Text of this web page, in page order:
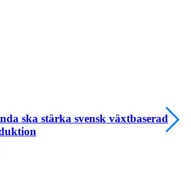
ska stärka svensk växtbaserad